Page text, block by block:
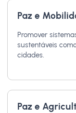
Paz e
Promover
sustentáveis
cidades.
Paz e